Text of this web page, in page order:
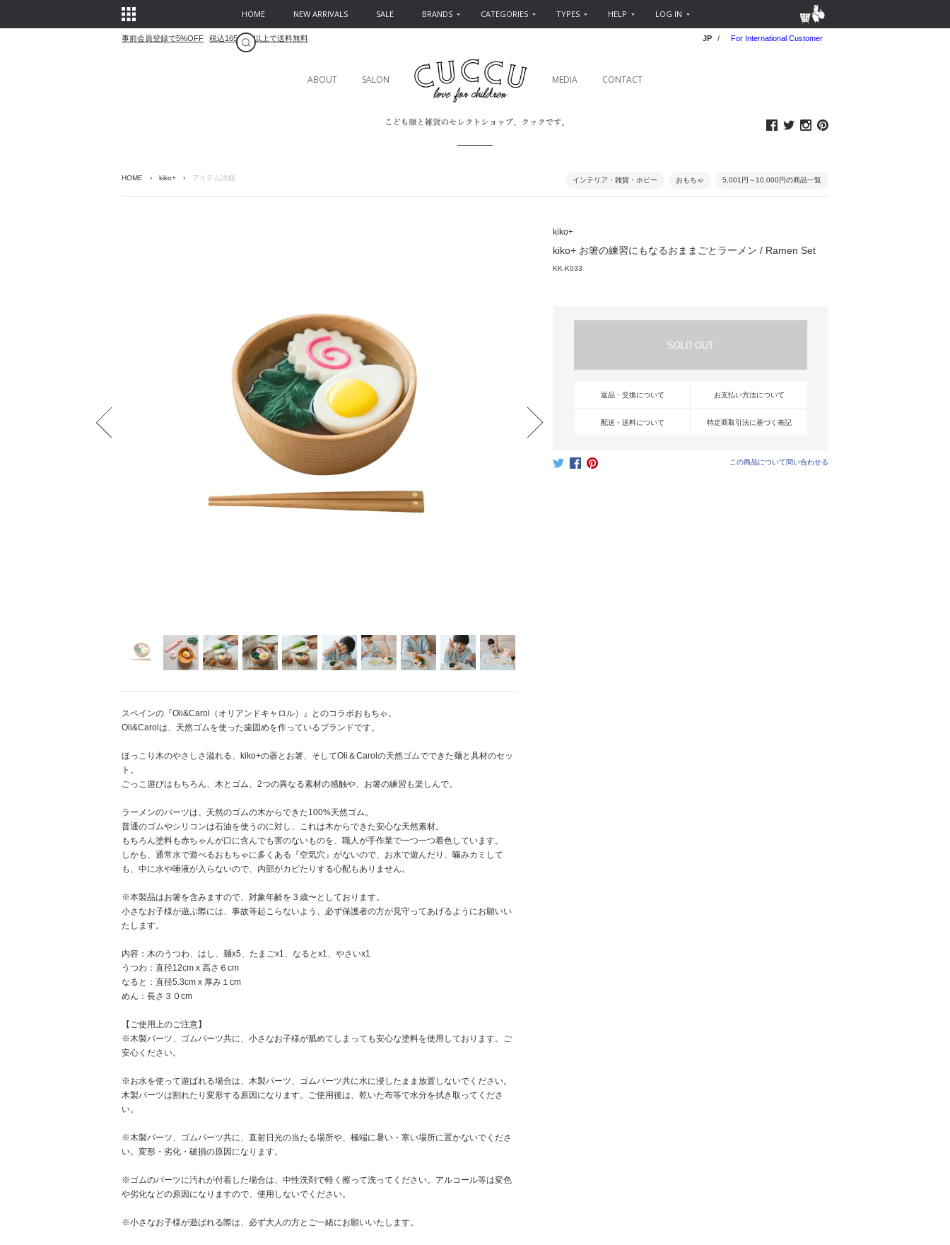
HOME NEW ARRIVALS SALE BRANDS CATEGORIES TYPES HELP LOG IN
事前会員登録で5%OFF 税込16500円以上で送料無料 JP / For International Customer
ABOUT SALON MEDIA CONTACT
HOME › kiko+ › アイテム詳細 インテリア・雑貨・ホビー おもちゃ 5,001円～10,000円の商品一覧
kiko+
kiko+ お箸の練習にもなるおままごとラーメン / Ramen Set
KK-K033
スペインの『Oli&Carol（オリアンドキャロル）』とのコラボおもちゃ。
Oli&Carolは、天然ゴムを使った歯固めを作っているブランドです。
ほっこり木のやさしさ溢れる、kiko+の器とお箸、そしてOli＆Carolの天然ゴムでできた麺と具材のセッ
ト。
ごっこ遊びはもちろん、木とゴム、2つの異なる素材の感触や、お箸の練習も楽しんで。
ラーメンのパーツは、天然のゴムの木からできた100%天然ゴム。
普通のゴムやシリコンは石油を使うのに対し、これは木からできた安心な天然素材。
もちろん塗料も赤ちゃんが口に含んでも害のないものを、職人が手作業で一つ一つ着色しています。
しかも、通常水で遊べるおもちゃに多くある『空気穴』がないので、お水で遊んだり、噛みカミして
も、中に水や唾液が入らないので、内部がカビたりする心配もありません。
※本製品はお箸を含みますので、対象年齢を３歳〜としております。
小さなお子様が遊ぶ際には、事故等起こらないよう、必ず保護者の方が見守ってあげるようにお願いい
たします。
内容：木のうつわ、はし、麺x5、たまごx1、なるとx1、やさいx1
うつわ：直径12cm x 高さ６cm
なると：直径5.3cm x 厚み１cm
めん：長さ３０cm
【ご使用上のご注意】
※木製パーツ、ゴムパーツ共に、小さなお子様が舐めてしまっても安心な塗料を使用しております。ご
安心ください。
※お水を使って遊ばれる場合は、木製パーツ、ゴムパーツ共に水に浸したまま放置しないでください。
木製パーツは割れたり変形する原因になります。ご使用後は、乾いた布等で水分を拭き取ってくださ
い。
※木製パーツ、ゴムパーツ共に、直射日光の当たる場所や、極端に暑い・寒い場所に置かないでくださ
い。変形・劣化・破損の原因になります。
※ゴムのパーツに汚れが付着した場合は、中性洗剤で軽く擦って洗ってください。アルコール等は変色
や劣化などの原因になりますので、使用しないでください。
※小さなお子様が遊ばれる際は、必ず大人の方とご一緒にお願いいたします。
返品・交換について お支払い方法について
配送・送料について 特定商取引法に基づく表記
この商品について問い合わせる